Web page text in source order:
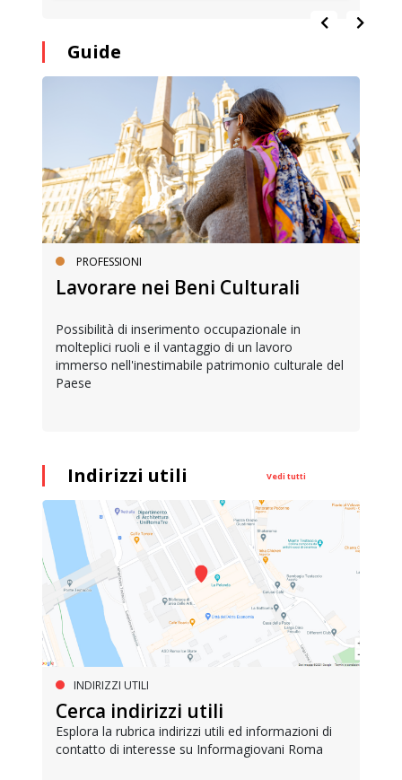
Guide
PROFESSIONI
Lavorare nei Beni Culturali
Possibilità di inserimento occupazionale in
molteplici ruoli e il vantaggio di un lavoro
immerso nell'inestimabile patrimonio culturale del
Paese
Indirizzi utili Vedi tutti
INDIRIZZI UTILI
Cerca indirizzi utili
Esplora la rubrica indirizzi utili ed informazioni di
contatto di interesse su Informagiovani Roma